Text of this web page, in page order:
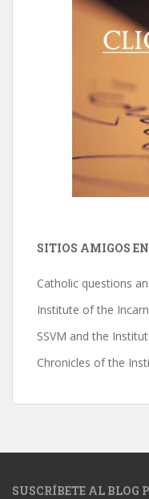
SITIOS AMIGOS
Catholic questions
Institute of the
SSVM and the
Chronicles of the
SUSCRÍBETE AL BLOG